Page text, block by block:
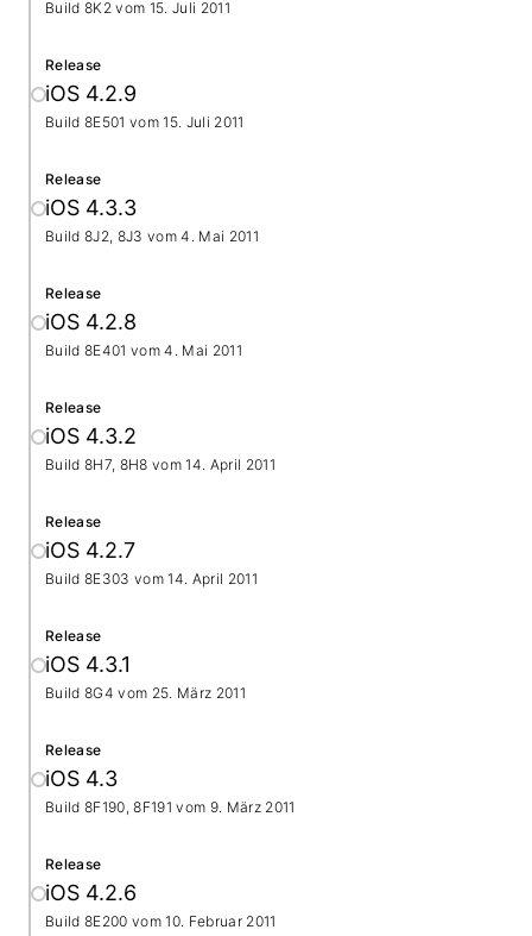
Build 8K2 vom 15. Juli 2011
Release
iOS 4.2.9
Build 8E501 vom15. Juli 2011
Release
iOS 4.3.3
Build 8J2, 8J3 vom4. Mai 2011
Release
iOS 4.2.8
Build 8E401 vom4. Mai 2011
Release
iOS 4.3.2
Build 8H7, 8H8 vom14. April 2011
Release
iOS 4.2.7
Build 8E303 vom14. April 2011
Release
iOS 4.3.1
Build 8G4 vom 25. März 2011
Release
iOS 4.3
Build 8F190, 8F191 vom 9. März 2011
Release
iOS 4.2.6
Build 8E200 vom10. Februar 2011